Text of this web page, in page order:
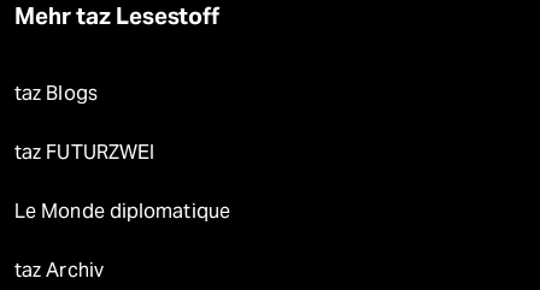
Mehr taz Lesestoff
taz Blogs
taz FUTURZWEI
Le Monde diplomatique
taz Archiv